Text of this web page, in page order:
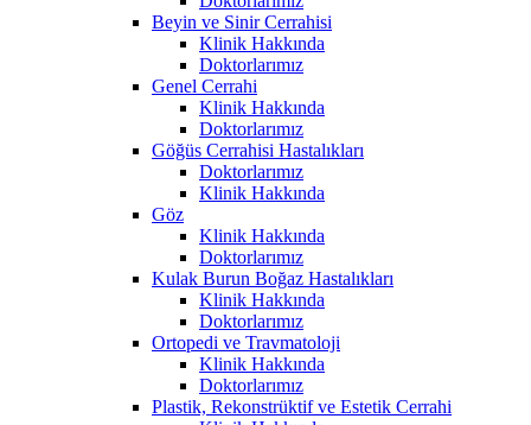
Beyin ve Sinir Cerrahisi
Klinik Hakkında
Doktorlarımız
Genel Cerrahi
Klinik Hakkında
Doktorlarımız
Göğüs Cerrahisi Hastalıkları
Doktorlarımız
Klinik Hakkında
Göz
Klinik Hakkında
Doktorlarımız
Kulak Burun Boğaz Hastalıkları
Klinik Hakkında
Doktorlarımız
Ortopedi ve Travmatoloji
Klinik Hakkında
Doktorlarımız
Plastik, Rekonstrüktif ve Estetik Cerrahi